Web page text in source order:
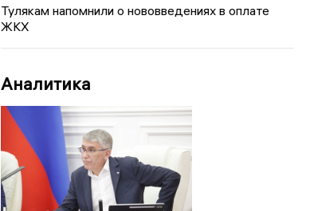
Тулякам напомнили о нововведениях в оплате
ЖКХ
Аналитика